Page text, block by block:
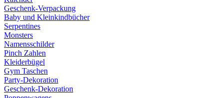
Geschenk-Verpackung
Baby und Kleinkindbücher
Serpentines
Monsters
Namensschilder
Pinch Zahlen
Kleiderbügel
Gym Taschen
Party-Dekoration
Geschenk-Dekoration